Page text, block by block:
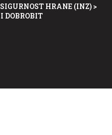
HRANE (INZ)>
DOBROBIT